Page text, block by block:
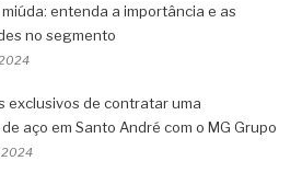
entenda a importância e as
no segmento
exclusivos de contratar uma
aço em Santo André com o MG Grupo
2024